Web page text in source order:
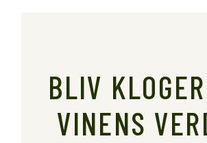
BLIV
VINENS